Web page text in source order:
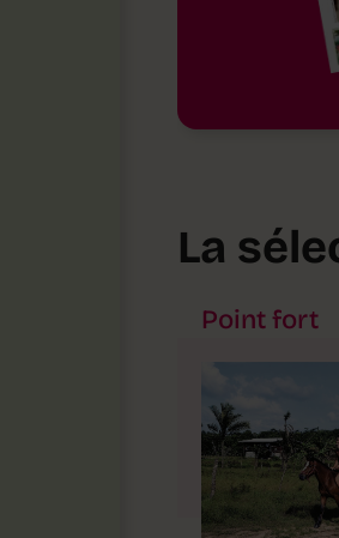
La
Point fort